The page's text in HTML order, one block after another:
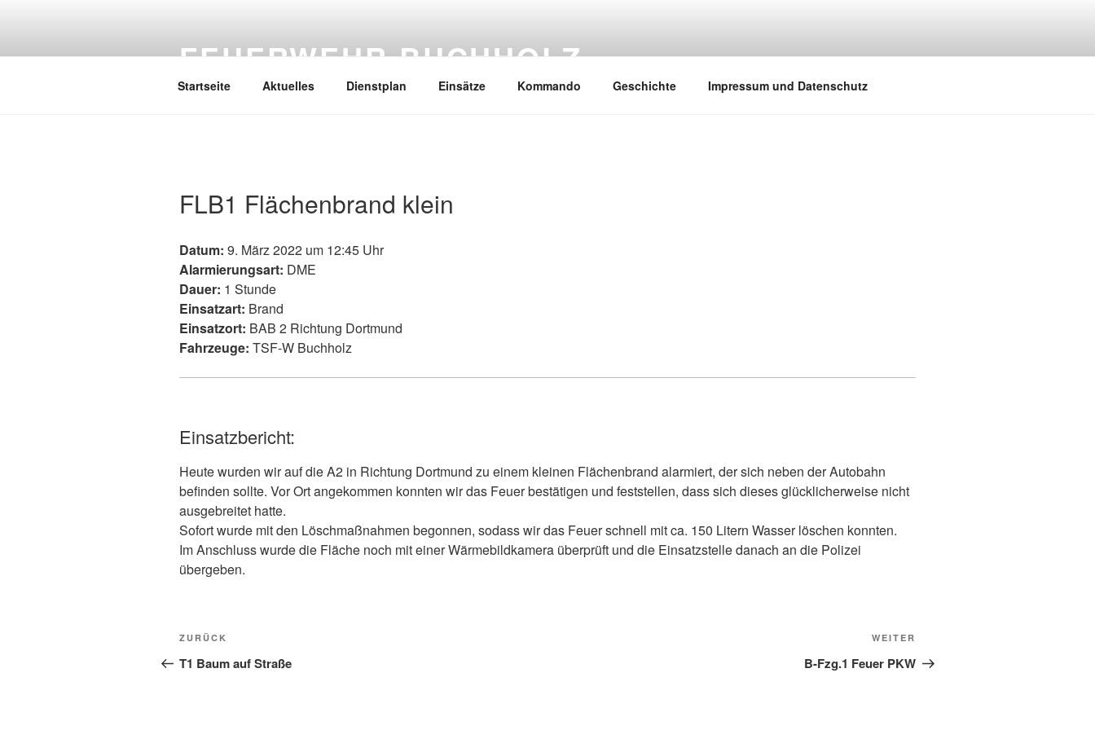
FEUERWEHR BUCHHOLZ
Startseite Aktuelles Dienstplan Einsätze Kommando Geschichte Impressum und Datenschutz
FLB1 Flächenbrand klein
Datum: 9. März 2022 um 12:45 Uhr
Alarmierungsart: DME
Dauer: 1 Stunde
Einsatzart: Brand
Einsatzort: BAB 2 Richtung Dortmund
Fahrzeuge: TSF-W Buchholz
Einsatzbericht:
Heute wurden wir auf die A2 in Richtung Dortmund zu einem kleinen Flächenbrand alarmiert, der sich neben der Autobahn
befinden sollte. Vor Ort angekommen konnten wir das Feuer bestätigen und feststellen, dass sich dieses glücklicherweise nicht
ausgebreitet hatte.
Sofort wurde mit den Löschmaßnahmen begonnen, sodass wir das Feuer schnell mit ca. 150 Litern Wasser löschen konnten.
Im Anschluss wurde die Fläche noch mit einer Wärmebildkamera überprüft und die Einsatzstelle danach an die Polizei
übergeben.
Beitragsnavigation
Vorheriger
Beitrag
ZURÜCK
T1 Baum auf Straße
Beitrag
WEITER
B-Fzg.1 Feuer PKW